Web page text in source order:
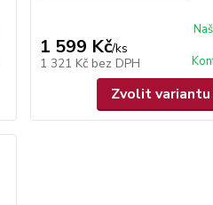
1 599 Kč/ks
1 321 Kč bez DPH
Zvolit variantu